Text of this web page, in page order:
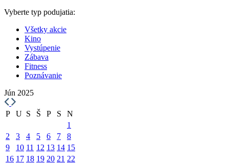
Vyberte typ podujatia:
Všetky akcie
Kino
Vystúpenie
Zábava
Fitness
Poznávanie
Jún 2025
P U S Š P S
N
1
2
3 4 5 6 7
8
9
10 11 12 13 14 15
16 17 18 19 20 21 22